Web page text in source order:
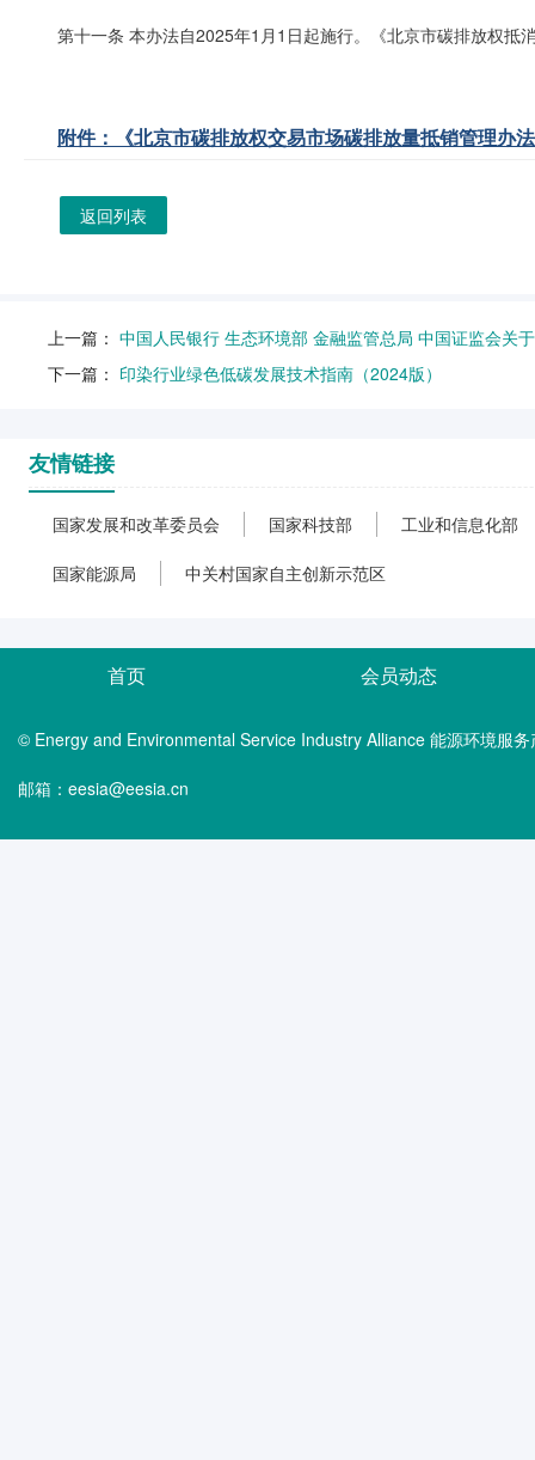
第十一条 本办法自2025年1月1日起施行。《北京市碳排放权
附件：《北京市碳排放权交易市场碳排放量抵销管理办
返回列表
上一篇： 中国人民银行 生态环境部 金融监管总局 中国证监会关
下一篇： 印染行业绿色低碳发展技术指南（2024版）
友情链接
国家发展和改革委员会 国家科技部 工业和信息化部
国家能源局 中关村国家自主创新示范区
首页 会员动态
© Energy and Environmental Service Industry Alliance 能源环境服
邮箱：eesia@eesia.cn